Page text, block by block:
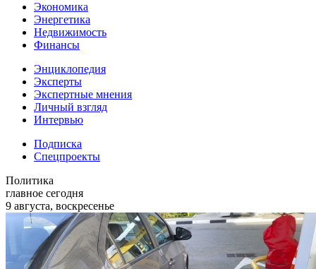
Экономика
Энергетика
Недвижимость
Финансы
Энциклопедия
Эксперты
Экспертные мнения
Личный взгляд
Интервью
Подписка
Спецпроекты
Политика
главное сегодня
9 августа, воскресенье